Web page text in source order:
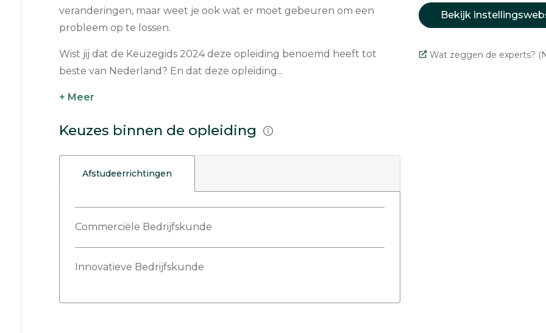
veranderingen, maar weet je ook wat er moet gebeuren om een
probleem op te lossen.
Wist jij dat de Keuzegids 2024 deze opleiding benoemd heeft tot
beste van Nederland? En dat deze opleiding...
+ Meer
Keuzes binnen de opleiding
Afstudeerrichtingen
Commerciële Bedrijfskunde
Innovatieve Bedrijfskunde
Bekijk
Wat zeggen de experts?